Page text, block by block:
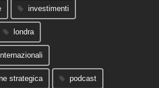
investimenti
londra
strategica podcast